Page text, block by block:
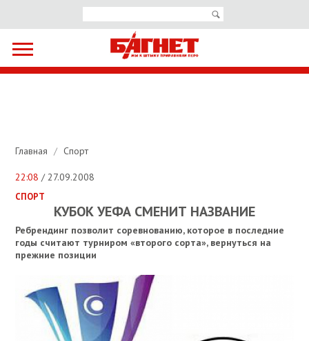
Главная / Спорт
22:08 / 27.09.2008
СПОРТ
КУБОК УЕФА СМЕНИТ НАЗВАНИЕ
Ребрендинг позволит соревнованию, которое в последние
годы считают турниром «второго сорта», вернуться на
прежние позиции